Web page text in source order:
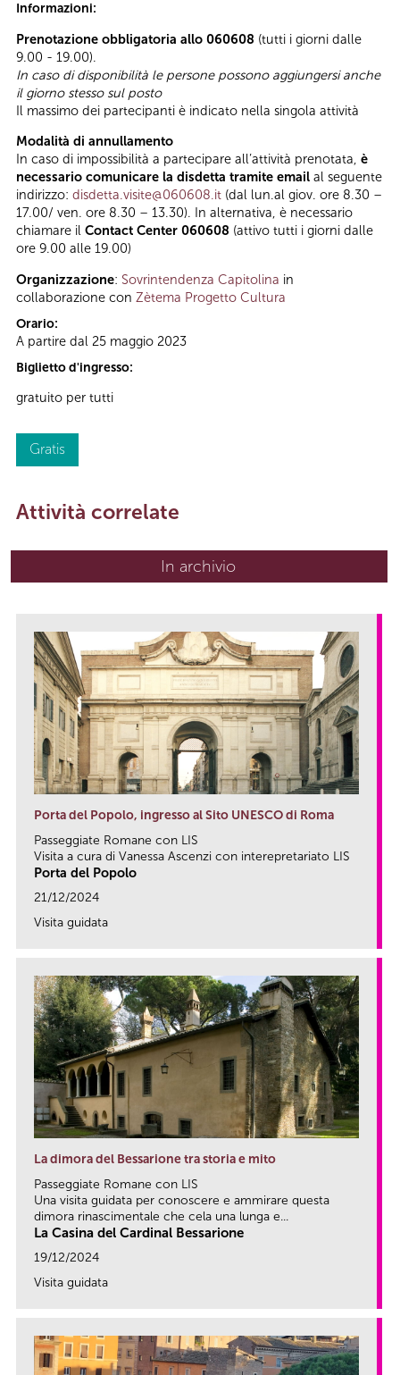
Informazioni:
Prenotazione obbligatoria allo 060608 (tutti i giorni dalle
9.00 - 19.00).
In caso di disponibilità le persone possono aggiungersi anche
il giorno stesso sul posto
Il massimo dei partecipanti è indicato nella singola attività
Modalità di annullamento
In caso di impossibilità a partecipare all’attività prenotata, è
necessario comunicare la disdetta tramite email al seguente
indirizzo: disdetta.visite@060608.it (dal lun.al giov. ore 8.30 –
17.00/ ven. ore 8.30 – 13.30). In alternativa, è necessario
chiamare il Contact Center 060608 (attivo tutti i giorni dalle
ore 9.00 alle 19.00)
Organizzazione: Sovrintendenza Capitolina in
collaborazione con Zètema Progetto Cultura
Orario:
A partire dal 25 maggio 2023
Biglietto d'ingresso:
gratuito per tutti
Gratis
Attività correlate
In archivio
Porta del Popolo, ingresso al Sito UNESCO di Roma
Passeggiate Romane con LIS
Visita a cura di Vanessa Ascenzi con interepretariato LIS
Porta del Popolo
21/12/2024
Visita guidata
La dimora del Bessarione tra storia e mito
Passeggiate Romane con LIS
Una visita guidata per conoscere e ammirare questa
dimora rinascimentale che cela una lunga e...
La Casina del Cardinal Bessarione
19/12/2024
Visita guidata